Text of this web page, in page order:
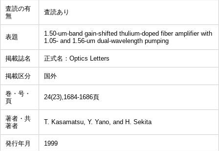
査読の有
無
査読あり
表題
1.50-um-band gain-shifted thulium-doped fiber amplifier with
1.05- and 1.56-um dual-wavelength pumping
掲載誌名 正式名：Optics Letters
掲載区分 国外
巻・号・
頁
24(23),1684-1686頁
著者・共
著者
T. Kasamatsu, Y. Yano, and H. Sekita
発行年月 1999